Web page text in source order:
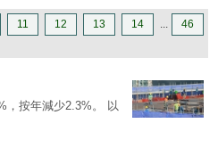
11 12 13 14 ... 46
，按年減少2.3%。 以